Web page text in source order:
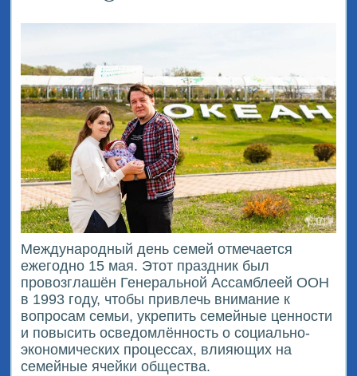
Международный день семей отмечается
ежегодно 15 мая. Этот праздник был
провозглашён Генеральной Ассамблеей ООН
в 1993 году, чтобы привлечь внимание к
вопросам семьи, укрепить семейные ценности
и повысить осведомлённость о социально-
экономических процессах, влияющих на
семейные ячейки общества.